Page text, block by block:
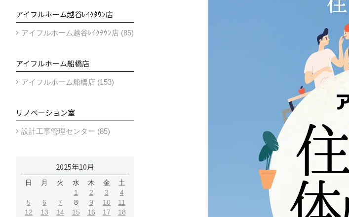
アイフルホーム越谷ﾚｲｸﾀｳﾝ店
アイフルホーム越谷ﾚｲｸﾀｳﾝ店 (85)
アイフルホーム船橋店
アイフルホーム船橋店 (153)
リノベーション室
設計工事管理センター (85)
2025年10月
日 月 火 水 木 金
土
1
2 3
4
5
6 7 8 9 10
11
12
13 14 15 16 17
18